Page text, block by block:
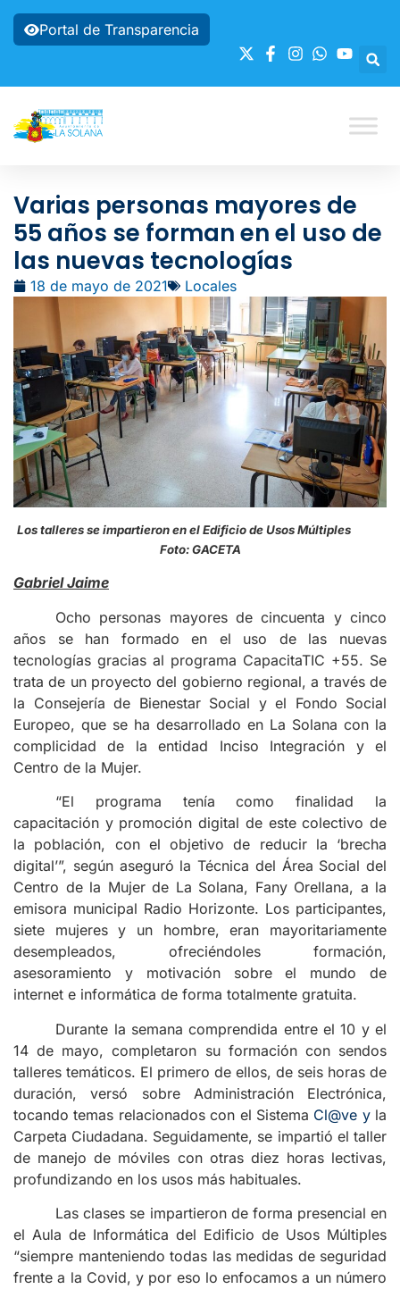
Portal de Transparencia
Varias personas mayores de
55 años se forman en el uso de
las nuevas tecnologías
18 de mayo de 2021 Locales
Los talleres se impartieron en el Edificio de Usos Múltiples
Foto: GACETA
Gabriel Jaime
Ocho personas mayores de cincuenta y cinco
años se han formado en el uso de las nuevas
tecnologías gracias al programa CapacitaTIC +55. Se
trata de un proyecto del gobierno regional, a través de
la Consejería de Bienestar Social y el Fondo Social
Europeo, que se ha desarrollado en La Solana con la
complicidad de la entidad Inciso Integración y el
Centro de la Mujer.
“El programa tenía como finalidad la
capacitación y promoción digital de este colectivo de
la población, con el objetivo de reducir la ‘brecha
digital’”, según aseguró la Técnica del Área Social del
Centro de la Mujer de La Solana, Fany Orellana, a la
emisora municipal Radio Horizonte. Los participantes,
siete mujeres y un hombre, eran mayoritariamente
desempleados, ofreciéndoles formación,
asesoramiento y motivación sobre el mundo de
internet e informática de forma totalmente gratuita.
Durante la semana comprendida entre el 10 y el
14 de mayo, completaron su formación con sendos
talleres temáticos. El primero de ellos, de seis horas de
duración, versó sobre Administración Electrónica,
tocando temas relacionados con el Sistema Cl@ve yla
Carpeta Ciudadana. Seguidamente, se impartió el taller
de manejo de móviles con otras diez horas lectivas,
profundizando en los usos más habituales.
Las clases se impartieron de forma presencial en
el Aula de Informática del Edificio de Usos Múltiples
“siempre manteniendo todas las medidas de seguridad
frente a la Covid, y por eso lo enfocamos a un número